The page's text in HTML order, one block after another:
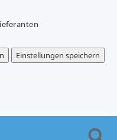
Einstellungen speichern